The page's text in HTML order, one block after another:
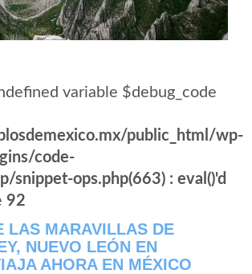
variable $debug_code
public_html/wp-
code-
snippet-ops.php(663) : eval()'d
92
LAS MARAVILLAS DE
NUEVO LEÓN EN
AHORA EN MÉXICO